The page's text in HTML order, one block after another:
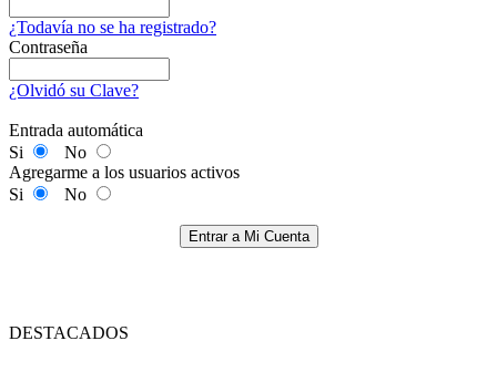
¿Todavía no se ha registrado?
Contraseña
¿Olvidó su Clave?
Entrada automática
Si
No
Agregarme a los usuarios activos
Si
No
Entrar a Mi Cuenta
DESTACADOS